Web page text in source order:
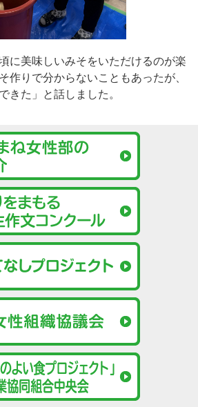
に美味しいみそをいただけるのが楽
作りで分からないこともあったが、
きた」と話しました。